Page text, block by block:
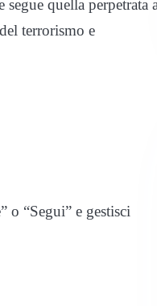
quella perpetrata a
terrorismo e
o “Segui” e gestisci